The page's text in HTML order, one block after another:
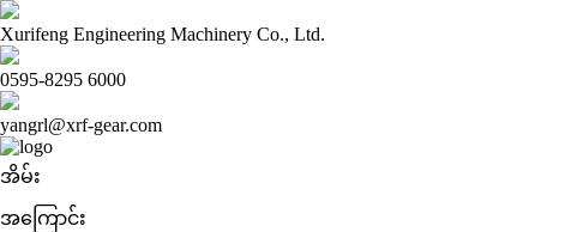
Xurifeng Engineering Machinery Co., Ltd.
0595-8295 6000
yangrl@xrf-gear.com
အိမ်း
အကြောင်း